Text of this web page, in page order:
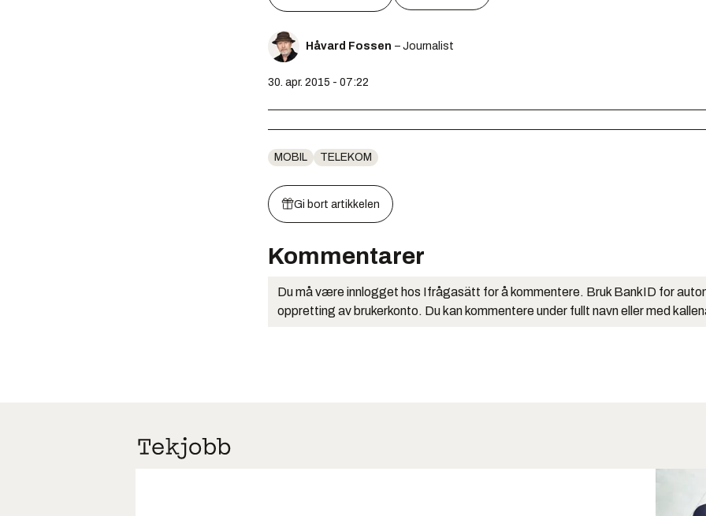
Håvard Fossen – Journalist
30. apr. 2015 - 07:22
MOBIL TELEKOM
Gi bort artikkelen
Kommentarer
Du må være innlogget hos Ifrågasätt for å kommentere. Bruk BankID for
oppretting av brukerkonto. Du kan kommentere under fullt navn eller med